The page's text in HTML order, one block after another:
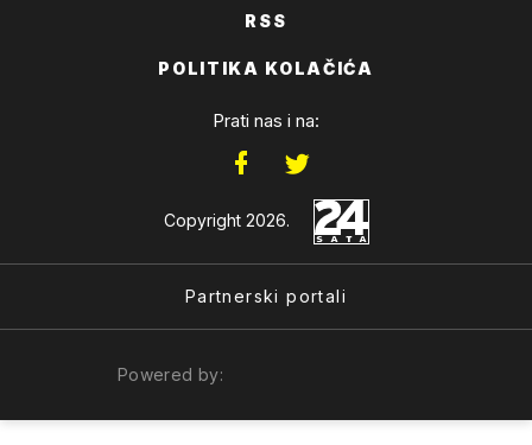
RSS
POLITIKA KOLAČIĆA
Prati nas i na:
Copyright 2026.
Partnerski portali
Powered by: